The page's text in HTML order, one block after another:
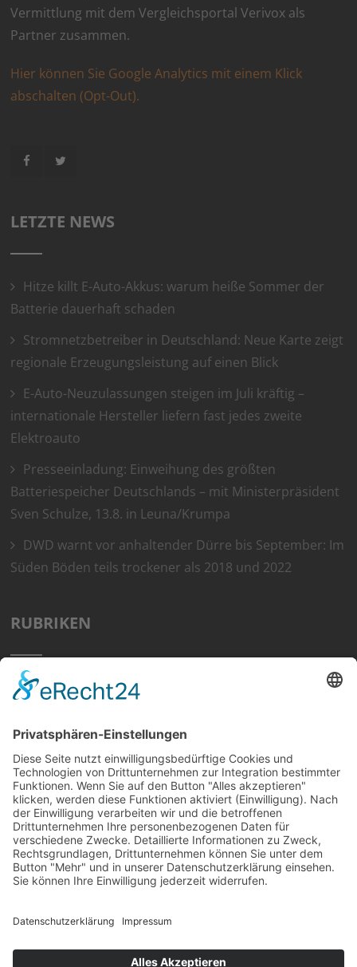
Vermittlung mit dem Vergleichsportal Verivox als
Partner zusammen.
Hier können Sie Google Analytics mit einem Klick
abschalten (Opt-Out).
LETZTE NEWS
Hitze killt E-Auto-Akkus: warum heiße Sommer der
Batterie dauerhaft schaden
Stromnetzbetreiber in Deutschland: Neue Karte zeigt
regionale Erzeugungsleistung auf einen Blick
E-Auto-Neuzulassungen steigen im Juli kräftig –
internationale Hersteller liefern fast jedes zweite
Elektroauto
Presseeinladung: Einweihung des größten
Batteriespeicher Deutschlands – mit Ministerpräsident
Sven Schulze, 13.8. in Leuna/Krumpa
DWD warnt vor anhaltender Dürre bis September: Im
Süden Böden teils trockener als 2018 und 2022
RUBRIKEN
Home
Tipps
Wissen
Strom Top30
F&A
News